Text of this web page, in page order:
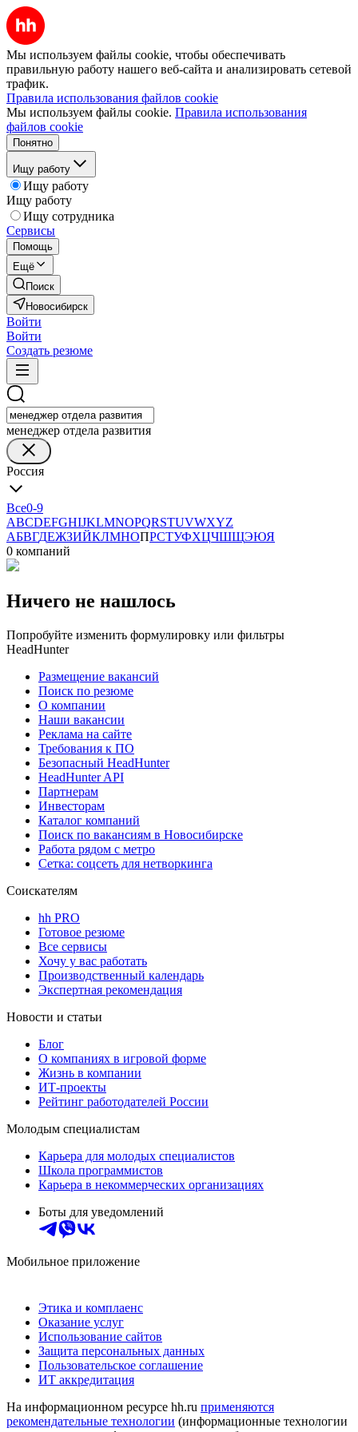
Мы используем файлы cookie, чтобы обеспечивать
правильную работу нашего веб-сайта и анализировать сетевой
трафик.
Правила использования файлов cookie
Мы используем файлы cookie. Правила использования
файлов cookie
Понятно
Ищу работу
Ищу работу
Ищу работу
Ищу сотрудника
Сервисы
Помощь
Ещё
Поиск
Новосибирск
Войти
Войти
Создать резюме
менеджер отдела развития
Россия
Все0-9
ABCDEFGHIJKLMNOPQRSTUVWXYZ
АБВГДЕЖЗИЙКЛМНОПРСТУФХЦЧШЩЭЮЯ
0 компаний
Ничего не нашлось
Попробуйте изменить формулировку или фильтры
HeadHunter
Размещение вакансий
Поиск по резюме
О компании
Наши вакансии
Реклама на сайте
Требования к ПО
Безопасный HeadHunter
HeadHunter API
Партнерам
Инвесторам
Каталог компаний
Поиск по вакансиям в Новосибирске
Работа рядом с метро
Сетка: соцсеть для нетворкинга
Соискателям
hh PRO
Готовое резюме
Все сервисы
Хочу у вас работать
Производственный календарь
Экспертная рекомендация
Новости и статьи
Блог
О компаниях в игровой форме
Жизнь в компании
ИТ-проекты
Рейтинг работодателей России
Молодым специалистам
Карьера для молодых специалистов
Школа программистов
Карьера в некоммерческих организациях
Боты для уведомлений
Мобильное приложение
Этика и комплаенс
Оказание услуг
Использование сайтов
Защита персональных данных
Пользовательское соглашение
ИТ аккредитация
На информационном ресурсе hh.ru применяются
рекомендательные технологии (информационные технологии